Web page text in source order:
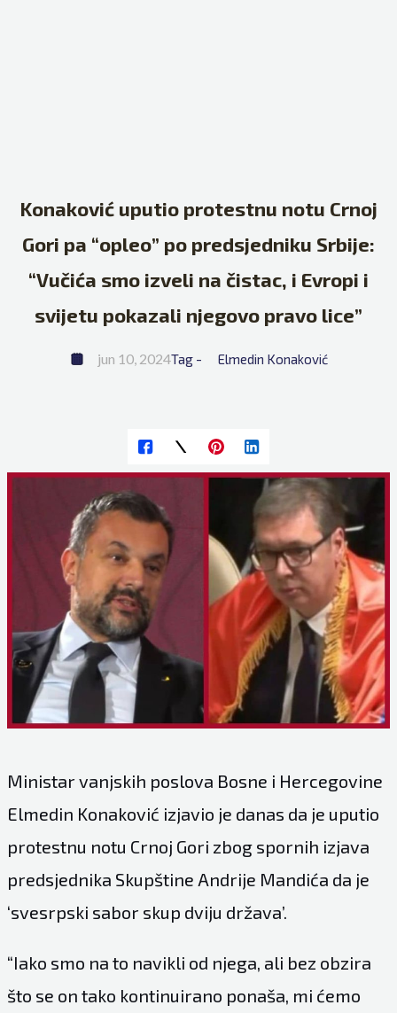
Konaković uputio protestnu notu Crnoj
Gori pa “opleo” po predsjedniku Srbije:
“Vučića smo izveli na čistac, i Evropi i
svijetu pokazali njegovo pravo lice”
jun 10, 2024Tag - Elmedin Konaković
Ministar vanjskih poslova Bosne i Hercegovine
Elmedin Konaković izjavio je danas da je uputio
protestnu notu Crnoj Gori zbog spornih izjava
predsjednika Skupštine Andrije Mandića da je
‘svesrpski sabor skup dviju država’.
“Iako smo na to navikli od njega, ali bez obzira
što se on tako kontinuirano ponaša, mi ćemo